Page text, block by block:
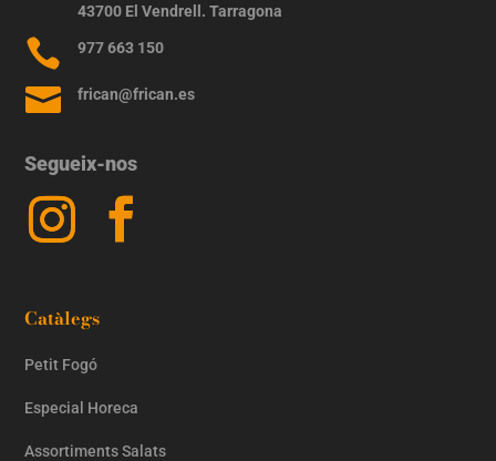
43700 El Vendrell. Tarragona
 977 663 150
 frican@frican.es
Segueix-nos
Catàlegs
Petit Fogó
Especial Horeca
Assortiments Salats